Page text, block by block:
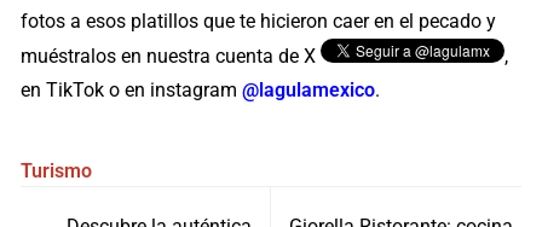
fotos a esos platillos que te hicieron caer en el pecado y
muéstralos en nuestra cuenta de X
,
en TikTok o en instagram@lagulamexico.
Turismo